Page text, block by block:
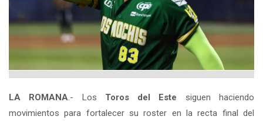
LA ROMANA.- Los Toros del Este siguen haciendo
movimientos para fortalecer su roster en la recta final del